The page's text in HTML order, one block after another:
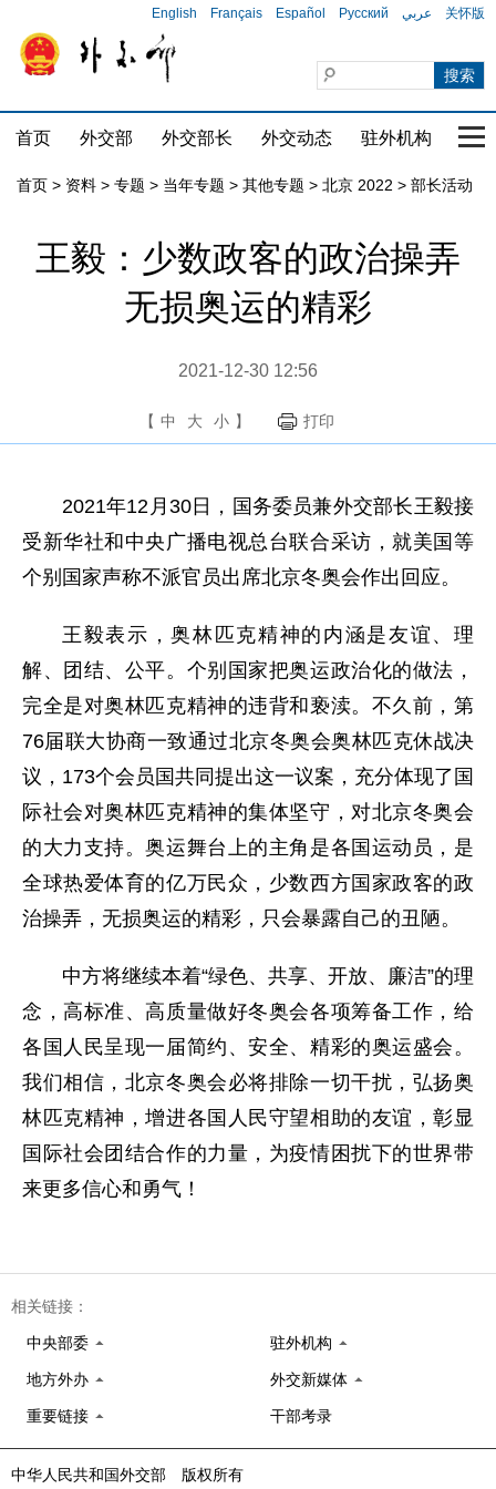
English Français Español Русский عربي 关怀版
首页 外交部 外交部长 外交动态 驻外机构 国
首页 > 资料 > 专题 > 当年专题 > 其他专题 > 北京 2022 > 部长活动
王毅：少数政客的政治操弄
无损奥运的精彩
2021-12-30 12:56
【 中 大 小 】 打印
2021年12月30日，国务委员兼外交部长王毅接
受新华社和中央广播电视总台联合采访，就美国等
个别国家声称不派官员出席北京冬奥会作出回应。
王毅表示，奥林匹克精神的内涵是友谊、理
解、团结、公平。个别国家把奥运政治化的做法，
完全是对奥林匹克精神的违背和亵渎。不久前，第
76届联大协商一致通过北京冬奥会奥林匹克休战决
议，173个会员国共同提出这一议案，充分体现了国
际社会对奥林匹克精神的集体坚守，对北京冬奥会
的大力支持。奥运舞台上的主角是各国运动员，是
全球热爱体育的亿万民众，少数西方国家政客的政
治操弄，无损奥运的精彩，只会暴露自己的丑陋。
中方将继续本着“绿色、共享、开放、廉洁”的理
念，高标准、高质量做好冬奥会各项筹备工作，给
各国人民呈现一届简约、安全、精彩的奥运盛会。
我们相信，北京冬奥会必将排除一切干扰，弘扬奥
林匹克精神，增进各国人民守望相助的友谊，彰显
国际社会团结合作的力量，为疫情困扰下的世界带
来更多信心和勇气！
相关链接：
中央部委 驻外机构
地方外办 外交新媒体
重要链接 干部考录
中华人民共和国外交部 版权所有